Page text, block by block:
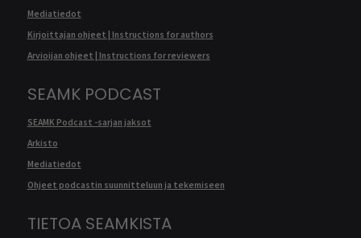
Mediatiedot
Kirjoittajan ohjeet | Instructions for authors
Arvioijan ohjeet | Instructions for reviewers
SEAMK PODCAST
SEAMK Podcast -sarjan jaksot
Arkisto
Mediatiedot
Ohjeet podcastin suunnitteluun ja tekemiseen
TIETOA SEAMKISTA